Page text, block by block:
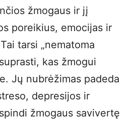
žmogaus ir jį
poreikius, emocijas ir
tarsi „nematoma
kas žmogui
Jų nubrėžimas padeda
depresijos ir
žmogaus savivertę